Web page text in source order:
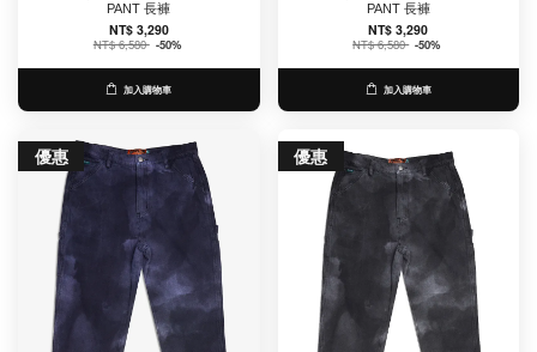
PANT 長褲
NT$ 3,290
NT$ 6,580 -50%
加入購物車
PANT 長褲
NT$ 3,290
NT$ 6,580 -50%
加入購物車
優惠 優惠